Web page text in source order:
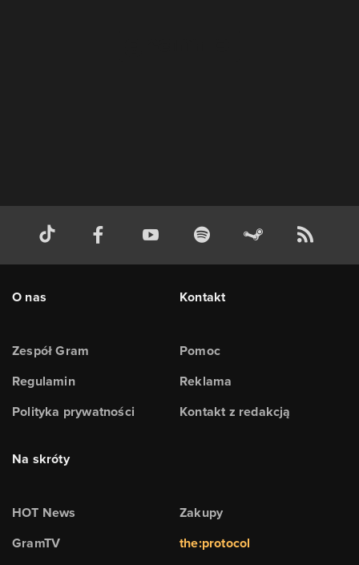
O nas
Zespół Gram
Regulamin
Polityka prywatności
Kontakt
Pomoc
Reklama
Kontakt z redakcją
Na skróty
HOT News
GramTV
Zakupy
the:protocol